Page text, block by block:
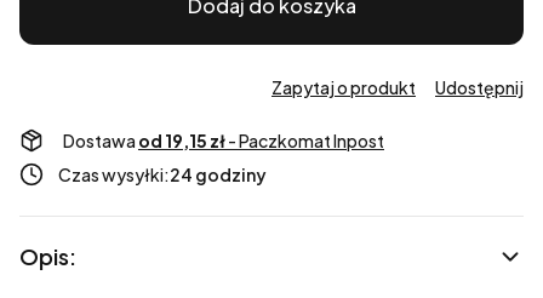
Dodaj do koszyka
Zapytaj o produkt Udostępnij
Dostawa od 19,15 zł- Paczkomat Inpost
Czas wysyłki:24 godziny
Opis: